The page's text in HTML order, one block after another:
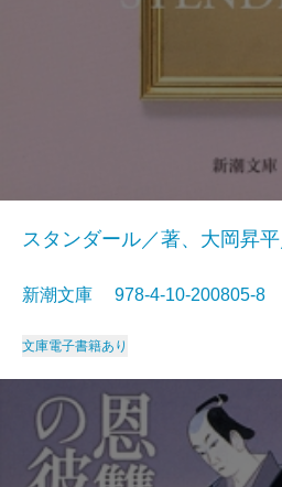
スタンダール／著、大岡昇
新潮文庫 978-4-10-200805-
文庫電子書籍あり